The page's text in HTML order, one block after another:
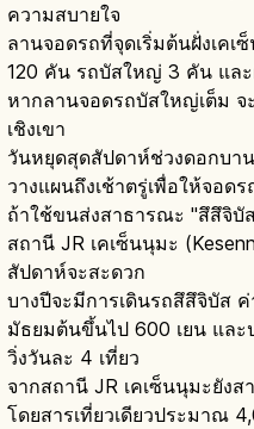
ความสบายใจ
ลานจอดรถที่จุดเริ่มต้นฝั่งเค
120 คัน รถบัสใหญ่ 3 คัน แล
หากลานจอดรถบัสใหญ่เต็ม
เชิงเขา
วันหยุดสุดสัปดาห์ช่วงดอกบา
วางแผนถึงเช้าตรู่เพื่อให้จอดร
ถ้าใช้ขนส่งสาธารณะ "สึสึจิบั
สถานี JR เคเซ็นนุมะ
สัปดาห์จะสะดวก
บางปีจะมีการเดินรถสึสึจิบัส
มัธยมต้นขึ้นไป 600 เยน และ
วิ่งวันละ 4 เที่ยว
จากสถานี JR เคเซ็นนุมะยังส
โดยสารเที่ยวเดียวประมาณ